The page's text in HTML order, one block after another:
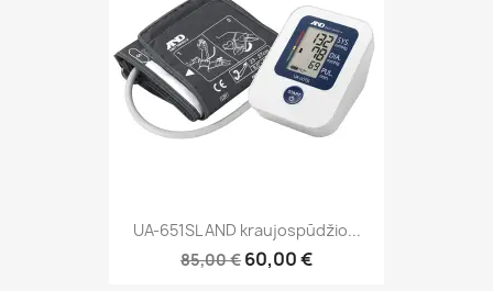
UA-651SL AND kraujospūdžio...
85,00 € 60,00 €